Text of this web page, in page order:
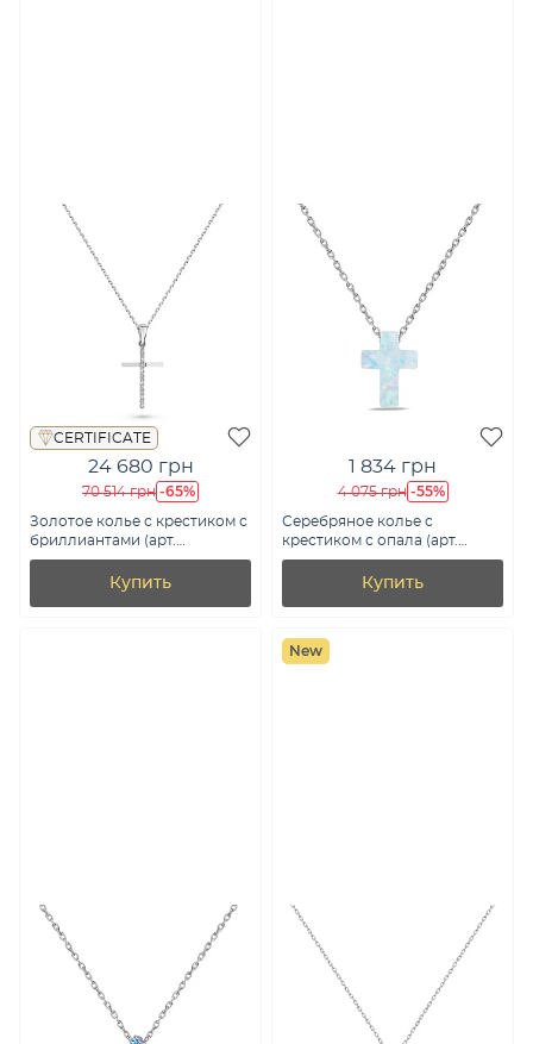
CERTIFICATE
24 680 грн
70 514 грн -65%
Золотое колье с крестиком с
бриллиантами (арт.
Ц011279005б)
Купить
1 834 грн
4 075 грн -55%
Серебряное колье с
крестиком с опала (арт.
7507/441Поб)
Купить
New